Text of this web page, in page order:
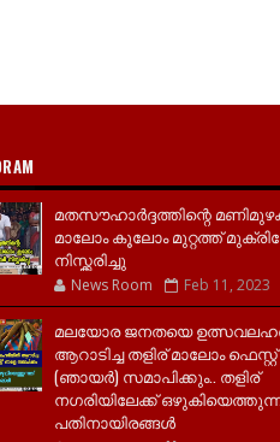
മതസൗഹാർദ്ദത്തിന്റെ
മാലോം കൂലോം മുറ്റത്ത്
നിസ്ക്കരിച്ചു
News Room Feb 11, 2023
മലയോര ജനതയെ
ആറാടിച്ച തളിര് മാലോം
(ഞായർ) സമാപിക്കും.. തളിര്
നഗരിയിലേക്ക്
പതിനായിരങ്ങൾ